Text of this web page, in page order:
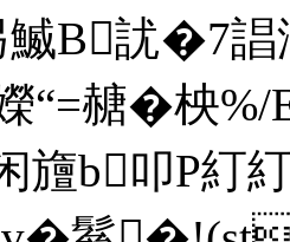
B訧�7誯
嬫“=赯�柍
b叩P糽